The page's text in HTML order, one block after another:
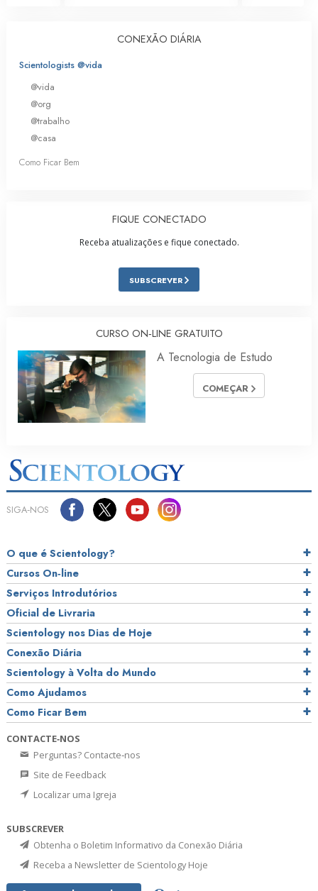
CONEXÃO DIÁRIA
Scientologists @vida
@vida
@org
@trabalho
@casa
Como Ficar Bem
FIQUE CONECTADO
Receba atualizações e fique conectado.
SUBSCREVER
CURSO ON‑LINE GRATUITO
A Tecnologia de Estudo
COMEÇAR
SIGA‑NOS
O que é Scientology?
Cursos On‑line
Serviços Introdutórios
Oficial de Livraria
Scientology nos Dias de Hoje
Conexão Diária
Scientology à Volta do Mundo
Como Ajudamos
Como Ficar Bem
CONTACTE‑NOS
Perguntas? Contacte‑nos
Site de Feedback
Localizar uma Igreja
SUBSCREVER
Obtenha o Boletim Informativo da Conexão Diária
Receba a Newsletter de Scientology Hoje